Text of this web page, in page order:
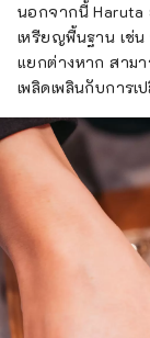
นอกจากนี้ Haruta
เหรียญพื้นฐาน เช่น
แยกต่างหาก สาม
เพลิดเพลินกับการ